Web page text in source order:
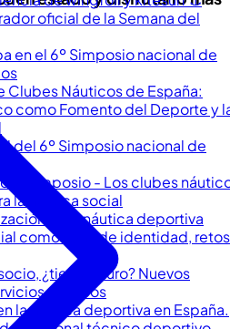
oficial de la Semana del
en el 6º Simposio nacional de
Clubes Náuticos de España:
como Fomento del Deporte y
del 6º Simposio nacional de
Simposio - Los clubes
la náutica social
en la náutica deportiva
como seña de identidad,
¿tiene futuro? Nuevos
náuticos
la náutica deportiva en España.